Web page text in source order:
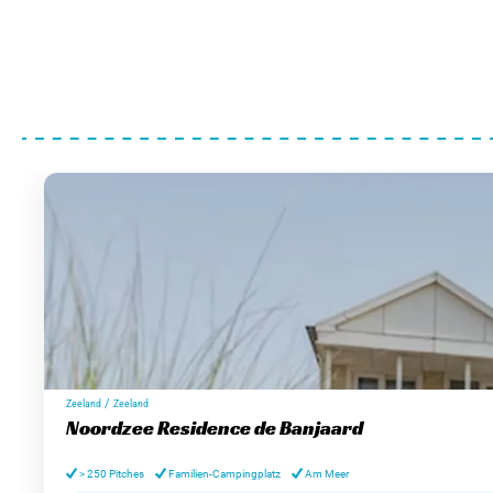
Zeeland / Zeeland
Noordzee Residence de Banjaard
> 250 Pitches Familien-Campingplatz Am Meer